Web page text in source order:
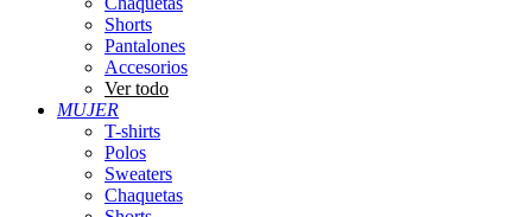
Shorts
Pantalones
Accesorios
Ver todo
MUJER
T-shirts
Polos
Sweaters
Chaquetas